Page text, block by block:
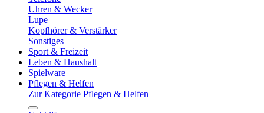
Uhren & Wecker
Lupe
Kopfhörer & Verstärker
Sonstiges
Sport & Freizeit
Leben & Haushalt
Spielware
Pflegen & Helfen
Zur Kategorie Pflegen & Helfen